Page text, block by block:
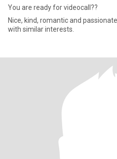
You are ready for videocall??
Nice, kind, romantic and
with similar interests.